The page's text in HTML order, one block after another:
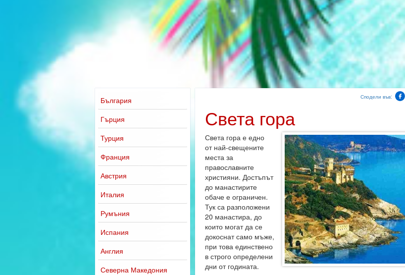
България
Гърция
Турция
Франция
Австрия
Италия
Румъния
Испания
Англия
Северна Македония
Сподели във:
Света гора
Света гора е едно
от най-свещените
места за
православните
християни. Достъпът
до манастирите
обаче е ограничен.
Тук са разположени
20 манастира, до
които могат да се
докоснат само мъже,
при това единствено
в строго определени
дни от годината.